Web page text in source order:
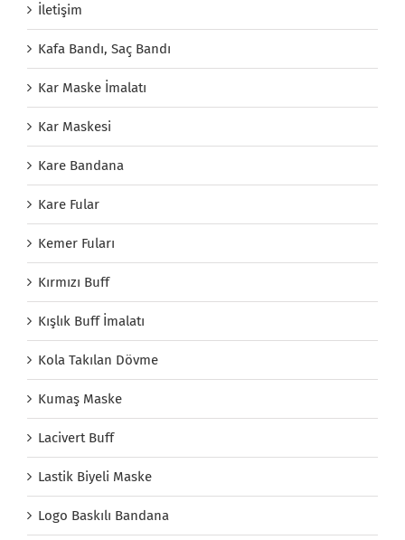
İletişim
Kafa Bandı, Saç Bandı
Kar Maske İmalatı
Kar Maskesi
Kare Bandana
Kare Fular
Kemer Fuları
Kırmızı Buff
Kışlık Buff İmalatı
Kola Takılan Dövme
Kumaş Maske
Lacivert Buff
Lastik Biyeli Maske
Logo Baskılı Bandana